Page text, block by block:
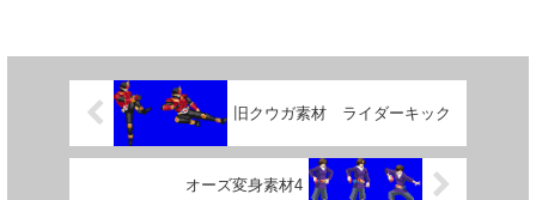
旧クウガ素材 ライダーキック
オーズ変身素材4